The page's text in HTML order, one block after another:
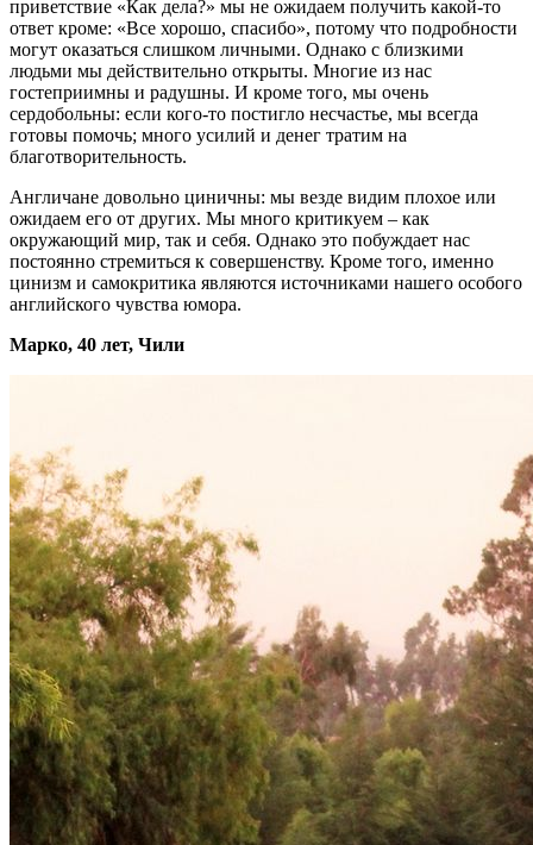
приветствие «Как дела?» мы не ожидаем получить какой-то
ответ кроме: «Все хорошо, спасибо», потому что подробности
могут оказаться слишком личными. Однако с близкими
людьми мы действительно открыты. Многие из нас
гостеприимны и радушны. И кроме того, мы очень
сердобольны: если кого-то постигло несчастье, мы всегда
готовы помочь; много усилий и денег тратим на
благотворительность.
Англичане довольно циничны: мы везде видим плохое или
ожидаем его от других. Мы много критикуем – как
окружающий мир, так и себя. Однако это побуждает нас
постоянно стремиться к совершенству. Кроме того, именно
цинизм и самокритика являются источниками нашего особого
английского чувства юмора.
Марко, 40 лет, Чили